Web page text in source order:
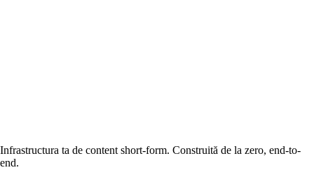
Infrastructura ta de content short-form. Construită de la zero, end-to-
end.